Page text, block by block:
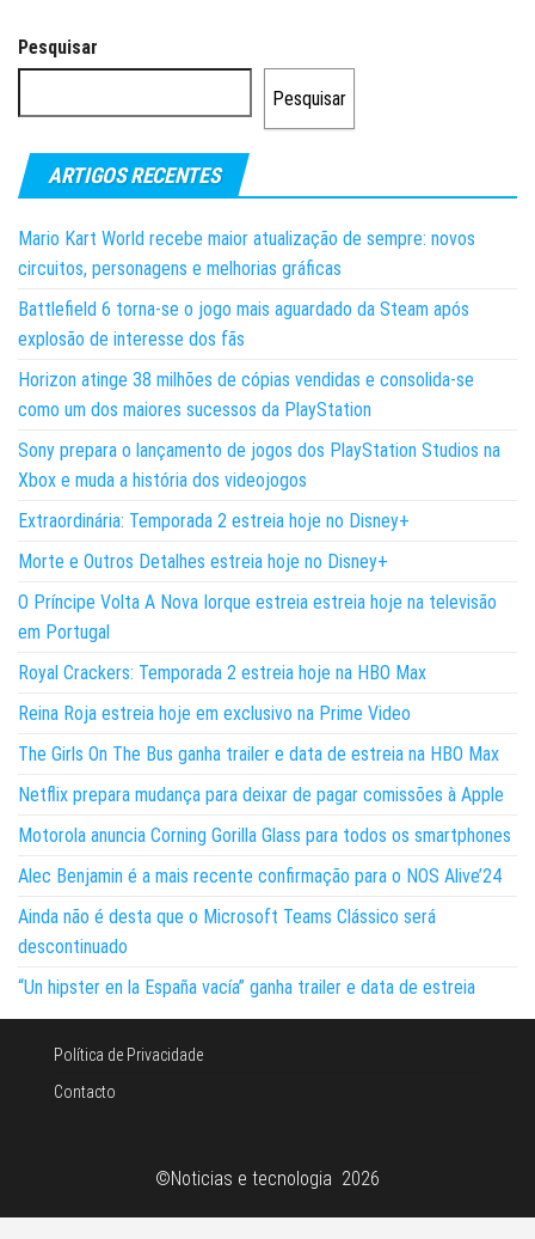
Pesquisar
Pesquisar
ARTIGOS RECENTES
Mario Kart World recebe maior atualização de sempre: novos
circuitos, personagens e melhorias gráficas
Battlefield 6 torna-se o jogo mais aguardado da Steam após
explosão de interesse dos fãs
Horizon atinge 38 milhões de cópias vendidas e consolida-se
como um dos maiores sucessos da PlayStation
Sony prepara o lançamento de jogos dos PlayStation Studios na
Xbox e muda a história dos videojogos
Extraordinária: Temporada 2 estreia hoje no Disney+
Morte e Outros Detalhes estreia hoje no Disney+
O Príncipe Volta A Nova Iorque estreia estreia hoje na televisão
em Portugal
Royal Crackers: Temporada 2 estreia hoje na HBO Max
Reina Roja estreia hoje em exclusivo na Prime Video
The Girls On The Bus ganha trailer e data de estreia na HBO Max
Netflix prepara mudança para deixar de pagar comissões à Apple
Motorola anuncia Corning Gorilla Glass para todos os smartphones
Alec Benjamin é a mais recente confirmação para o NOS Alive’24
Ainda não é desta que o Microsoft Teams Clássico será
descontinuado
“Un hipster en la España vacía” ganha trailer e data de estreia
Política de Privacidade
Contacto
©Noticias e tecnologia 2026